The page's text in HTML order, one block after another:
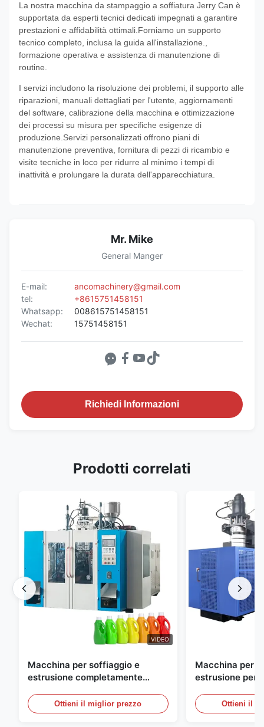
La nostra macchina da stampaggio a soffiatura Jerry Can è
supportata da esperti tecnici dedicati impegnati a garantire
prestazioni e affidabilità ottimali.Forniamo un supporto
tecnico completo, inclusa la guida all'installazione.,
formazione operativa e assistenza di manutenzione di
routine.
I servizi includono la risoluzione dei problemi, il supporto alle
riparazioni, manuali dettagliati per l'utente, aggiornamenti
del software, calibrazione della macchina e ottimizzazione
dei processi su misura per specifiche esigenze di
produzione.Servizi personalizzati offrono piani di
manutenzione preventiva, fornitura di pezzi di ricambio e
visite tecniche in loco per ridurre al minimo i tempi di
inattività e prolungare la durata dell'apparecchiatura.
Mr. Mike
General Manger
E-mail:
ancomachinery@gmail.com
tel:
+8615751458151
Whatsapp:
008615751458151
Wechat:
15751458151
Richiedi Informazioni
Prodotti correlati
VIDEO
Macchina per soffiaggio e
estrusione completamente
Ottieni il miglior prezzo
Macchina per
estrusione
automatica per
Ottieni il